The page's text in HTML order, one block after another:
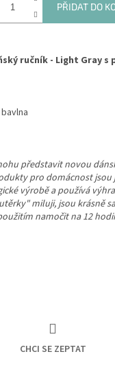
PŘIDAT DO
ručník - Light Gray s
představit novou
pro domácnost jsou
výrobě a používá
miluji, jsou krásně
namočit na 12
CHCI SE ZEPTAT